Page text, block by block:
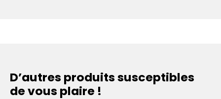
D’autres produits susceptibles
de vous plaire !